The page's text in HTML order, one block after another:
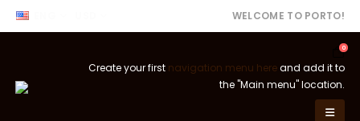
WELCOME TO PORTO!
0
Create your first navigation menu hereand add it to
the "Main menu" location.